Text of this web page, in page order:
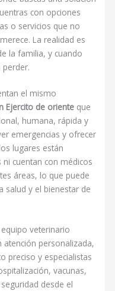
con opciones
o servicios que no
La realidad es
la familia, y cuando
el mismo
Ejercito de oriente que
humana, rápida y
emergencias y ofrecer
lugares están
cuentan con médicos
áreas, lo que puede
salud y el bienestar de
veterinario
atención personalizada,
preciso y especialistas
vacunas,
desde el